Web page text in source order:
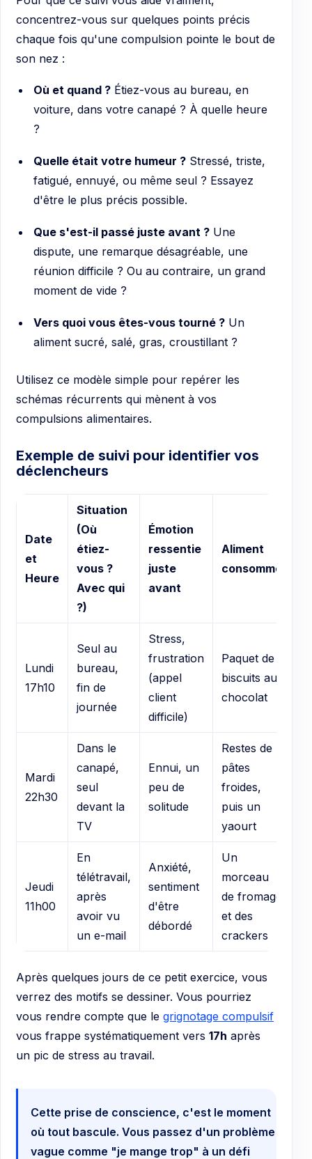
concentrez-vous sur quelques points précis
chaque fois qu'une compulsion pointe le bout de
son nez :
Où et quand ?Étiez-vous au bureau, en
voiture, dans votre canapé ? À quelle heure
?
Quelle était votre humeur ?Stressé, triste,
fatigué, ennuyé, ou même seul ? Essayez
d'être le plus précis possible.
Que s'est-il passé juste avant ?Une
dispute, une remarque désagréable, une
réunion difficile ? Ou au contraire, un grand
moment de vide ?
Vers quoi vous êtes-vous tourné ?Un
aliment sucré, salé, gras, croustillant ?
Utilisez ce modèle simple pour repérer les
schémas récurrents qui mènent à vos
compulsions alimentaires.
Exemple de suivi pour identifier vos
déclencheurs
Date
et
Heure
Situation
(Où
étiez-
vous ?
Avec qui
?)
Émotion
ressentie
juste
avant
Aliment
consommé
Lundi
17h10
Seul au
bureau,
fin de
journée
Stress,
frustration
(appel
client
difficile)
Paquet de
biscuits au
chocolat
Mardi
22h30
Dans le
canapé,
seul
devant la
TV
Ennui, un
peu de
solitude
Restes de
pâtes
froides,
puis un
yaourt
Jeudi
11h00
En
télétravail,
après
avoir vu
un e-mail
Anxiété,
sentiment
d'être
débordé
Un
morceau
de fromage
et des
crackers
Après quelques jours de ce petit exercice, vous
verrez des motifs se dessiner. Vous pourriez
vous rendre compte que le grignotage compulsif
vous frappe systématiquement vers 17h après
un pic de stress au travail.
Cette prise de conscience, c'est le moment
où tout bascule. Vous passez d'un problème
vague comme "je mange trop" à un défi